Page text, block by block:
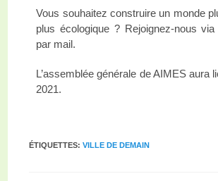
Vous souhaitez construire un monde
plus écologique ? Rejoignez-nous
par mail.
L’assemblée générale de AIMES aura
2021.
ÉTIQUETTES:VILLE DE DEMAIN